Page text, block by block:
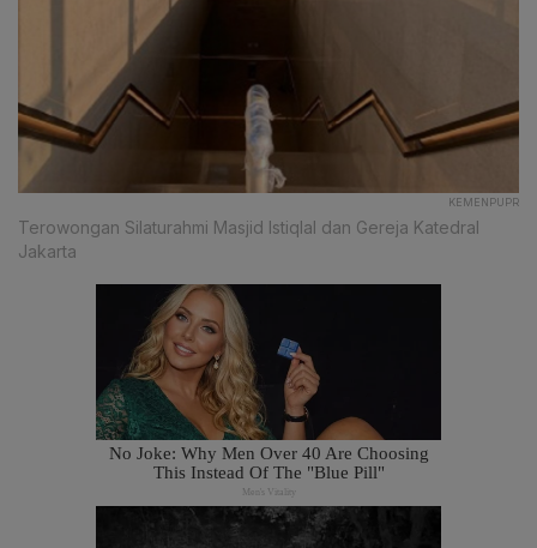
KEMENPUPR
Terowongan Silaturahmi Masjid Istiqlal dan Gereja Katedral
Jakarta